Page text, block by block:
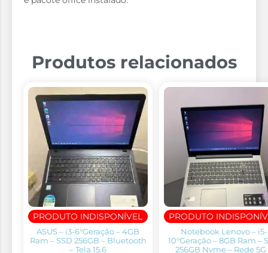
Produtos relacionados
PRODUTO INDISPONÍVEL
ASUS – i3-6°Geração – 4GB
Ram – SSD 256GB – Bluetooth
– Tela 15.6
PRODUTO
Notebook Lenovo – i5-
10°Geração – 8GB Ram –
256GB Nvme – Rede 5G